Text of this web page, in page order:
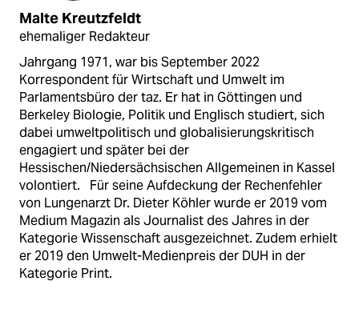
Malte Kreutzfeldt
ehemaliger Redakteur
Jahrgang 1971, war bis September 2022
Korrespondent für Wirtschaft und Umwelt im
Parlamentsbüro der taz. Er hat in Göttingen und
Berkeley Biologie, Politik und Englisch studiert, sich
dabei umweltpolitisch und globalisierungskritisch
engagiert und später bei der
Hessischen/Niedersächsischen Allgemeinen in Kassel
volontiert. Für seine Aufdeckung der Rechenfehler
von Lungenarzt Dr. Dieter Köhler wurde er 2019 vom
Medium Magazin als Journalist des Jahres in der
Kategorie Wissenschaft ausgezeichnet. Zudem erhielt
er 2019 den Umwelt-Medienpreis der DUH in der
Kategorie Print.